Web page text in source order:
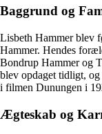
Baggrund og
Lisbeth Hammer blev
Hammer. Hendes
Bondrup Hammer og
blev opdaget tidligt,
i filmen Dunungen i
Ægteskab og